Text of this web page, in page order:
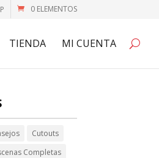
0 ELEMENTOS
TIENDA MI CUENTA
Cutouts
Completas